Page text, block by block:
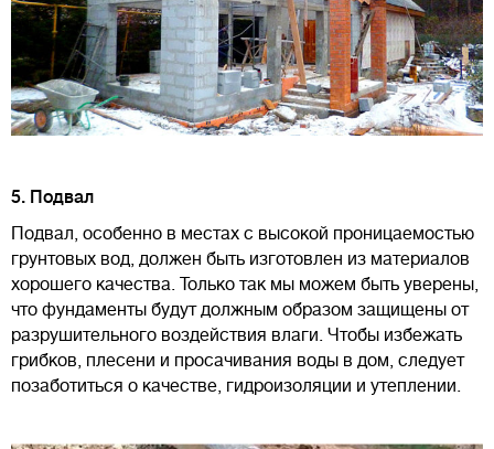
5. Подвал
Подвал, особенно в местах с высокой проницаемостью
грунтовых вод, должен быть изготовлен из материалов
хорошего качества. Только так мы можем быть уверены,
что фундаменты будут должным образом защищены от
разрушительного воздействия влаги. Чтобы избежать
грибков, плесени и просачивания воды в дом, следует
позаботиться о качестве, гидроизоляции и утеплении.